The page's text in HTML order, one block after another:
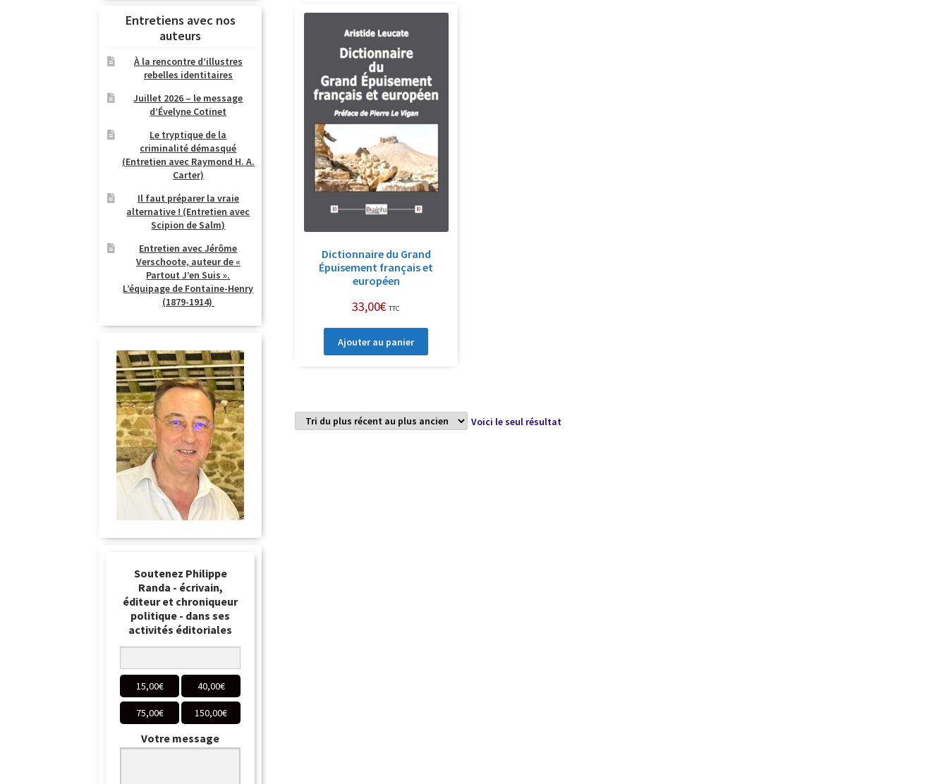
Dictionnaire du Grand
Épuisement français et
européen
33,00€ TTC
Ajouter au panier
Voici le seul résultat
Entretiens avec nos
auteurs
À la rencontre d’illustres
rebelles identitaires
Juillet 2026 – le message
d’Évelyne Cotinet
Le tryptique de la
criminalité démasqué
(Entretien avec Raymond H. A.
Carter)
Il faut préparer la vraie
alternative ! (Entretien avec
Scipion de Salm)
Entretien avec Jérôme
Verschoote, auteur de «
Partout J’en Suis ».
L’équipage de Fontaine-Henry
(1879-1914)
Soutenez Philippe
Randa - écrivain,
éditeur et chroniqueur
politique - dans ses
activités éditoriales
15,00€ 40,00€
75,00€ 150,00€
Votre message